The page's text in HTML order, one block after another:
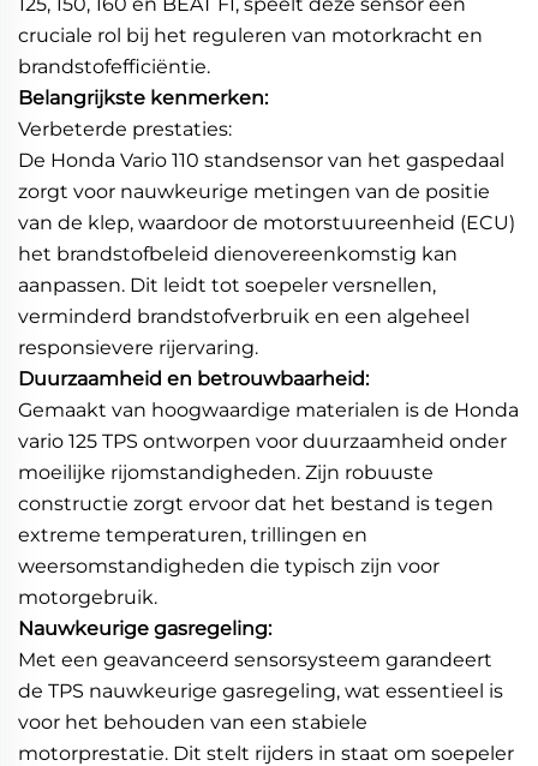
cruciale rol bij het reguleren van motorkracht en
brandstofefficiëntie.
Belangrijkste kenmerken:
Verbeterde prestaties:
De Honda Vario 110 standsensor van het gaspedaal
zorgt voor nauwkeurige metingen van de positie
van de klep, waardoor de motorstuureenheid (ECU)
het brandstofbeleid dienovereenkomstig kan
aanpassen. Dit leidt tot soepeler versnellen,
verminderd brandstofverbruik en een algeheel
responsievere rijervaring.
Duurzaamheid en betrouwbaarheid:
Gemaakt van hoogwaardige materialen is de Honda
vario 125 TPS ontworpen voor duurzaamheid onder
moeilijke rijomstandigheden. Zijn robuuste
constructie zorgt ervoor dat het bestand is tegen
extreme temperaturen, trillingen en
weersomstandigheden die typisch zijn voor
motorgebruik.
Nauwkeurige gasregeling:
Met een geavanceerd sensorsysteem garandeert
de TPS nauwkeurige gasregeling, wat essentieel is
voor het behouden van een stabiele
motorprestatie. Dit stelt rijders in staat om soepeler